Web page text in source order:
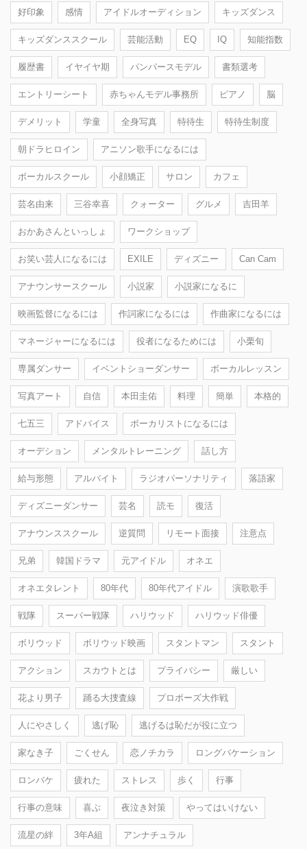
好印象 感情 アイドルオーディション キッズダンス
キッズダンススクール 芸能活動 EQ IQ 知能指数
履歴書 イヤイヤ期 パンパースモデル 書類選考
エントリーシート 赤ちゃんモデル事務所 ピアノ 脳
デメリット 学童 全身写真 特待生 特待生制度
朝ドラヒロイン アニソン歌手になるには
ボーカルスクール 小顔矯正 サロン カフェ
芸名由来 三谷幸喜 クォーター グルメ 吉田羊
おかあさんといっしょ ワークショップ
お笑い芸人になるには EXILE ディズニー Can Cam
アナウンサースクール 小説家 小説家になるに
映画監督になるには 作詞家になるには 作曲家になるには
マネージャーになるには 役者になるためには 小栗旬
専属ダンサー イベントショーダンサー ボーカルレッスン
写真アート 自信 本田圭佑 料理 簡単 本格的
七五三 アドバイス ボーカリストになるには
オーデション メンタルトレーニング 話し方
給与形態 アルバイト ラジオパーソナリティ 落語家
ディズニーダンサー 芸名 読モ 復活
アナウンススクール 逆質問 リモート面接 注意点
兄弟 韓国ドラマ 元アイドル オネエ
オネエタレント 80年代 80年代アイドル 演歌歌手
戦隊 スーパー戦隊 ハリウッド ハリウッド俳優
ボリウッド ボリウッド映画 スタントマン スタント
アクション スカウトとは プライバシー 厳しい
花より男子 踊る大捜査線 プロポーズ大作戦
人にやさしく 逃げ恥 逃げるは恥だが役に立つ
家なき子 ごくせん 恋ノチカラ ロングバケーション
ロンバケ 疲れた ストレス 歩く 行事
行事の意味 喜ぶ 夜泣き対策 やってはいけない
流星の絆 3年A組 アンナチュラル